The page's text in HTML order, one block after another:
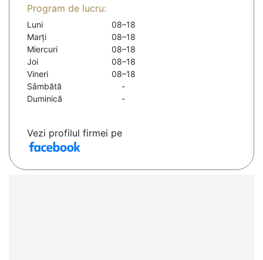
Program de lucru:
Luni
08–18
Marți
08–18
Miercuri
08–18
Joi
08–18
Vineri
08–18
Sâmbătă
-
Duminică
-
Vezi profilul firmei pe